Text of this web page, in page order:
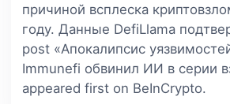
причиной всплеска
году. Данные DefiLlama
post «Апокалипсис
Immunefi обвинил ИИ в серии
appeared first on BeInCrypto.